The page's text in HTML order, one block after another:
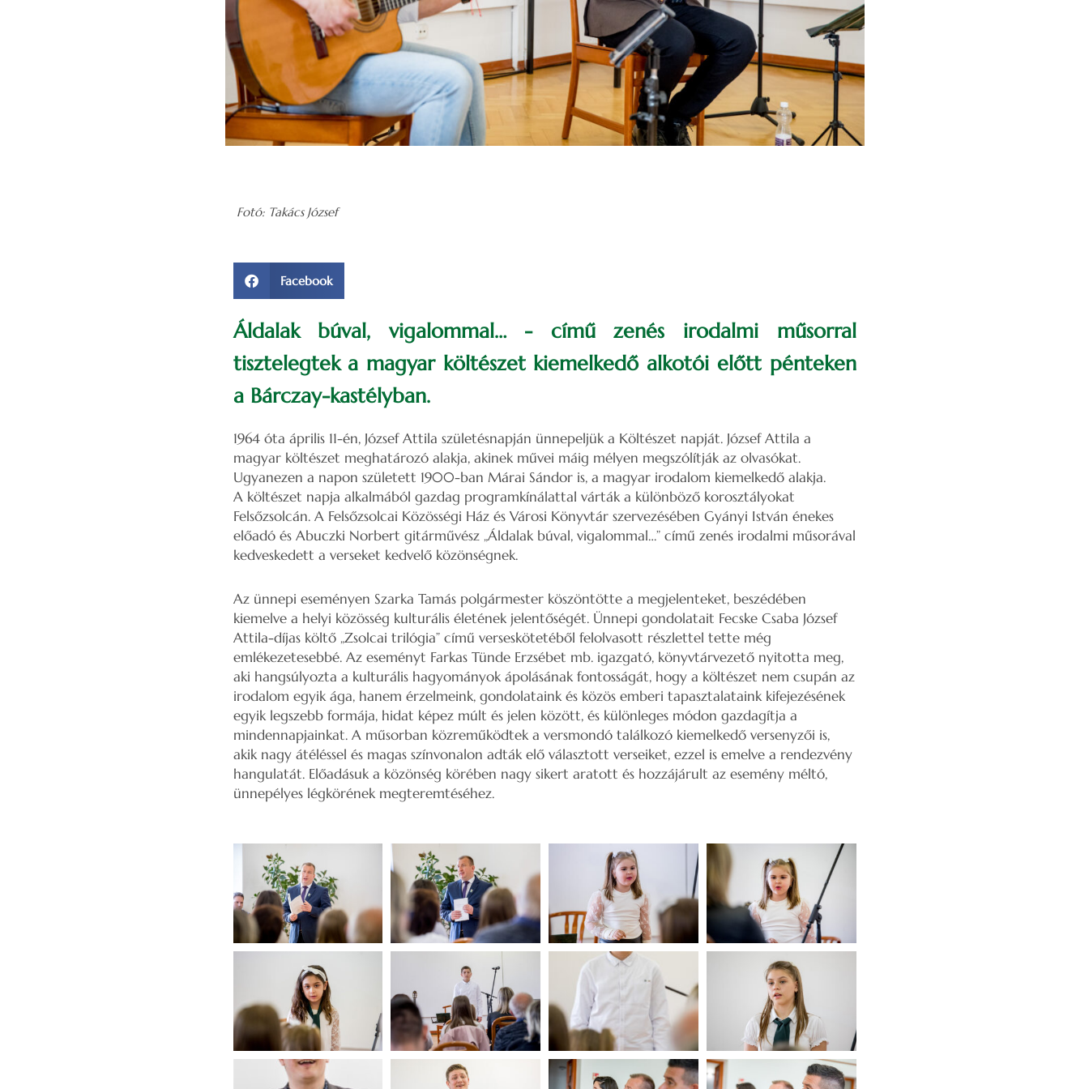
Fotó: Takács József
Facebook
Áldalak búval, vigalommal… - című zenés irodalmi műsorral
tisztelegtek a magyar költészet kiemelkedő alkotói előtt pénteken
a Bárczay-kastélyban.
1964 óta április 11-én, József Attila születésnapján ünnepeljük a Költészet napját. József Attila a
magyar költészet meghatározó alakja, akinek művei máig mélyen megszólítják az olvasókat.
Ugyanezen a napon született 1900-ban Márai Sándor is, a magyar irodalom kiemelkedő alakja.
A költészet napja alkalmából gazdag programkínálattal várták a különböző korosztályokat
Felsőzsolcán. A Felsőzsolcai Közösségi Ház és Városi Könyvtár szervezésében Gyányi István énekes
előadó és Abuczki Norbert gitárművész „Áldalak búval, vigalommal…” című zenés irodalmi műsorával
kedveskedett a verseket kedvelő közönségnek.
Az ünnepi eseményen Szarka Tamás polgármester köszöntötte a megjelenteket, beszédében
kiemelve a helyi közösség kulturális életének jelentőségét. Ünnepi gondolatait Fecske Csaba József
Attila-díjas költő „Zsolcai trilógia” című verseskötetéből felolvasott részlettel tette még
emlékezetesebbé. Az eseményt Farkas Tünde Erzsébet mb. igazgató, könyvtárvezető nyitotta meg,
aki hangsúlyozta a kulturális hagyományok ápolásának fontosságát, hogy a költészet nem csupán az
irodalom egyik ága, hanem érzelmeink, gondolataink és közös emberi tapasztalataink kifejezésének
egyik legszebb formája, hidat képez múlt és jelen között, és különleges módon gazdagítja a
mindennapjainkat. A műsorban közreműködtek a versmondó találkozó kiemelkedő versenyzői is,
akik nagy átéléssel és magas színvonalon adták elő választott verseiket, ezzel is emelve a rendezvény
hangulatát. Előadásuk a közönség körében nagy sikert aratott és hozzájárult az esemény méltó,
ünnepélyes légkörének megteremtéséhez.